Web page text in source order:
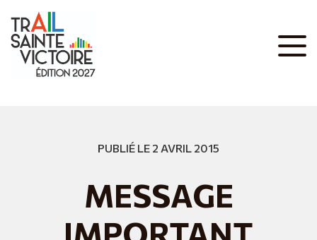
PUBLIÉ LE 2 AVRIL 2015
MESSAGE